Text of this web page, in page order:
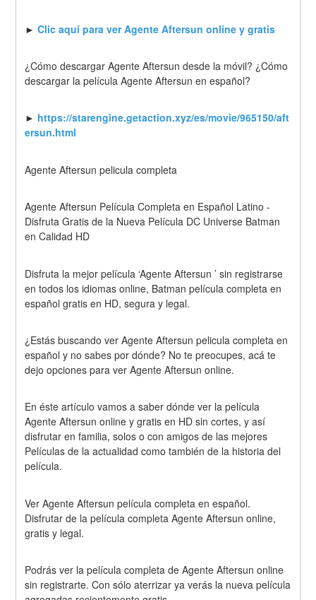
► Clic aquí para ver Agente Aftersun online y gratis
¿Cómo descargar Agente Aftersun desde la móvil? ¿Cómo
descargar la película Agente Aftersun en español?
► https://starengine.getaction.xyz/es/movie/965150/aft
ersun.html
Agente Aftersun pelicula completa
Agente Aftersun Película Completa en Español Latino -
Disfruta Gratis de la Nueva Película DC Universe Batman
en Calidad HD
Disfruta la mejor película ‘Agente Aftersun ’ sin registrarse
en todos los idiomas online, Batman película completa en
español gratis en HD, segura y legal.
¿Estás buscando ver Agente Aftersun pelicula completa en
español y no sabes por dónde? No te preocupes, acá te
dejo opciones para ver Agente Aftersun online.
En éste artículo vamos a saber dónde ver la película
Agente Aftersun online y gratis en HD sin cortes, y así
disfrutar en familia, solos o con amigos de las mejores
Películas de la actualidad como también de la historia del
película.
Ver Agente Aftersun película completa en español.
Disfrutar de la película completa Agente Aftersun online,
gratis y legal.
Podrás ver la película completa de Agente Aftersun online
sin registrarte. Con sólo aterrizar ya verás la nueva película